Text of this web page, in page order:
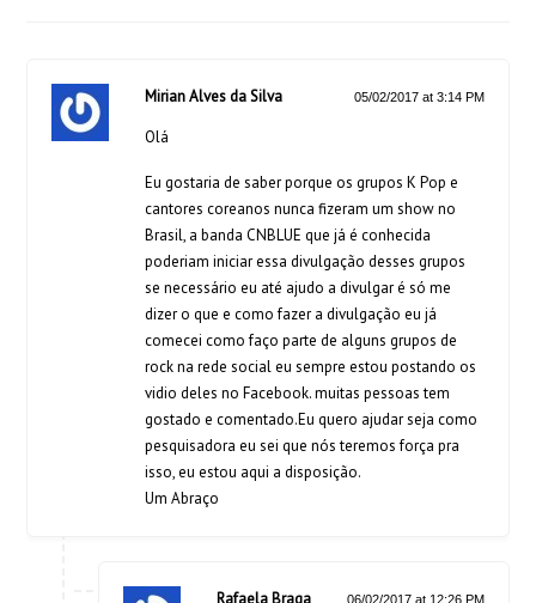
Mirian Alves da Silva 05/02/2017 at 3:14 PM
Olá
Eu gostaria de saber porque os grupos K Pop e
cantores coreanos nunca fizeram um show no
Brasil, a banda CNBLUE que já é conhecida
poderiam iniciar essa divulgação desses grupos
se necessário eu até ajudo a divulgar é só me
dizer o que e como fazer a divulgação eu já
comecei como faço parte de alguns grupos de
rock na rede social eu sempre estou postando os
vidio deles no Facebook. muitas pessoas tem
gostado e comentado.Eu quero ajudar seja como
pesquisadora eu sei que nós teremos força pra
isso, eu estou aqui a disposição.
Um Abraço
Rafaela Braga 06/02/2017 at 12:26 PM